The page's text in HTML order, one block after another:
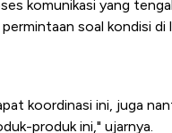
komunikasi yang
soal kondisi
koordinasi ini, juga
produk ini," ujarnya.